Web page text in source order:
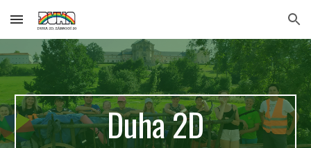
Skip to main content Skip to navigation
Duha 2D